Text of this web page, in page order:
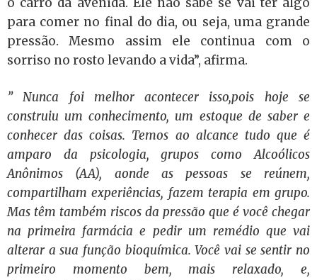
para comer no final do dia, ou seja, uma grande
pressão. Mesmo assim ele continua com o
sorriso no rosto levando a vida”, afirma.
” Nunca foi melhor acontecer isso,pois hoje se
construiu um conhecimento, um estoque de saber e
conhecer das coisas. Temos ao alcance tudo que é
amparo da psicologia, grupos como Alcoólicos
Anônimos (AA), aonde as pessoas se reúnem,
compartilham experiências, fazem terapia em grupo.
Mas têm também riscos da pressão que é você chegar
na primeira farmácia e pedir um remédio que vai
alterar a sua função bioquímica. Você vai se sentir no
primeiro momento bem, mais relaxado, e,